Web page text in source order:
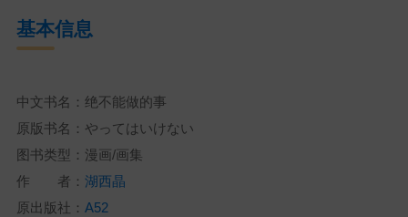
基本信息
中文书名：绝不能做的事
原版书名：やってはいけない
图书类型：漫画/画集
作 者： 湖西晶
原出版社： A52